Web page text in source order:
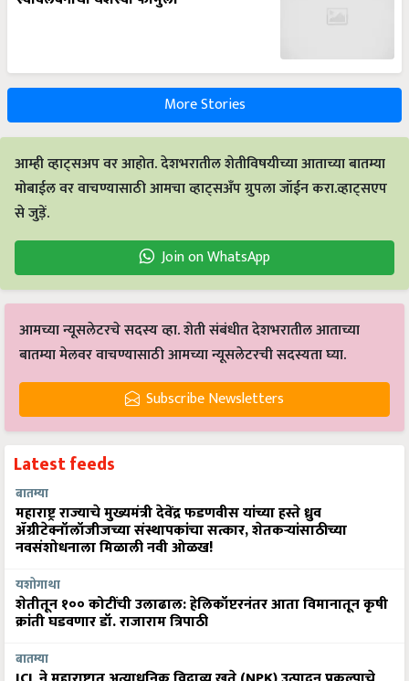
More Stories
आम्ही व्हाट्सअप वर आहोत. देशभरातील शेतीविषयीच्या आताच्या बातम्या
मोबाईल वर वाचण्यासाठी आमचा व्हाट्सअँप ग्रुपला जॉईन करा.व्हाट्सएप
से जुड़ें.
Join on WhatsApp
आमच्या न्यूसलेटरचे सदस्य व्हा. शेती संबंधीत देशभरातील आताच्या
बातम्या मेलवर वाचण्यासाठी आमच्या न्यूसलेटरची सदस्यता घ्या.
Subscribe Newsletters
Latest feeds
बातम्या
महाराष्ट्र राज्याचे मुख्यमंत्री देवेंद्र फडणवीस यांच्या हस्ते ध्रुव
ॲग्रीटेक्नॉलॉजीजच्या संस्थापकांचा सत्कार, शेतकऱ्यांसाठीच्या
नवसंशोधनाला मिळाली नवी ओळख!
यशोगाथा
शेतीतून १०० कोटींची उलाढाल: हेलिकॉप्टरनंतर आता विमानातून कृषी
क्रांती घडवणार डॉ. राजाराम त्रिपाठी
बातम्या